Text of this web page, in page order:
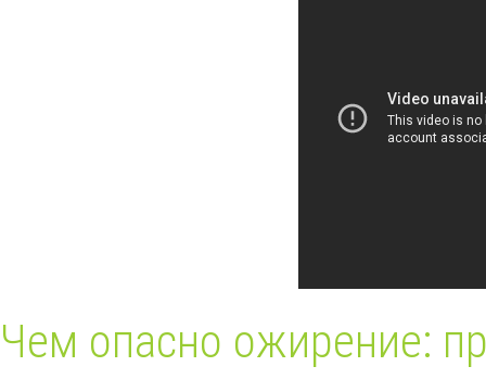
Чем опасно ожирение: